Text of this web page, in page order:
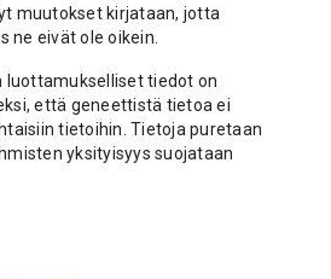
muutokset kirjataan, jotta
ne eivät ole oikein.
luottamukselliset tiedot on
että geneettistä tietoa ei
tietoihin. Tietoja puretaan
yksityisyys suojataan